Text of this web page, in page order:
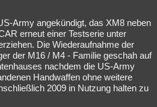
Army angekündigt, das XM8 neben
erneut einer Testserie unter
Die Wiederaufnahme der
der M16 / M4 - Familie geschah auf
nachdem die US-Army
Handwaffen ohne weitere
2009 in Nutzung halten zu